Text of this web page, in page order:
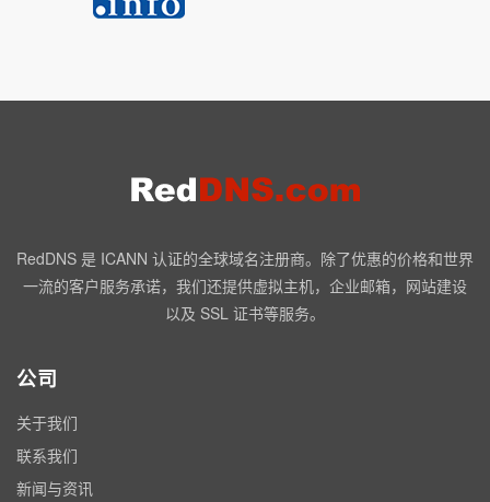
RedDNS 是 ICANN 认证的全球域名注册商。除了优惠的价格和世界
一流的客户服务承诺，我们还提供虚拟主机，企业邮箱，网站建设
以及 SSL 证书等服务。
公司
关于我们
联系我们
新闻与资讯